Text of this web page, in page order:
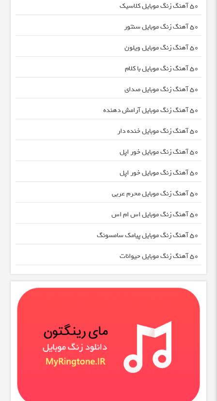
50 آهنگ زنگ موبایل کلاسیک
50 آهنگ زنگ موبایل سنتور
50 آهنگ زنگ موبایل ویلون
50 آهنگ زنگ موبایل با کلام
50 آهنگ زنگ موبایل صدای
50 آهنگ زنگ موبایل آرامش دهنده
50 آهنگ زنگ موبایل خنده دار
50 آهنگ زنگ موبایل خور اپل
50 آهنگ زنگ موبایل خور اپل
50 آهنگ زنگ موبایل محرم عربی
50 آهنگ زنگ موبایل اس ام اس
50 آهنگ زنگ موبایل پیامک سامسونگ
50 آهنگ زنگ موبایل حیوانات